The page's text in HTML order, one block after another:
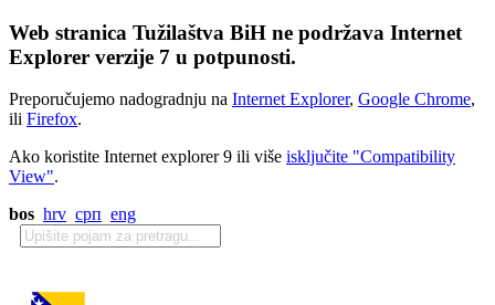
Web stranica Tužilaštva BiH ne podržava Internet
Explorer verzije 7 u potpunosti.
Preporučujemo nadogradnju na Internet Explorer, Google Chrome,
ili Firefox.
Ako koristite Internet explorer 9 ili više isključite "Compatibility
View".
bos hrv срп eng